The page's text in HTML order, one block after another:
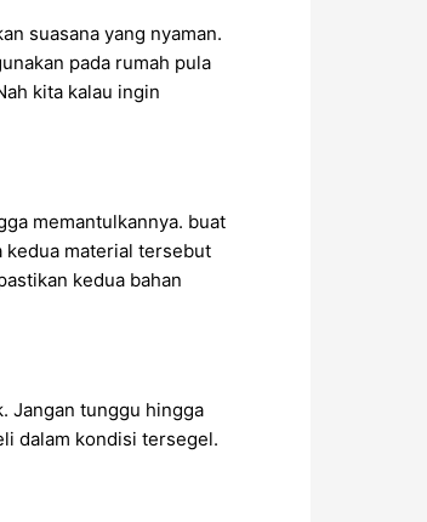
suasana yang nyaman.
pada rumah pula
kita kalau ingin
memantulkannya. buat
kedua material tersebut
kedua bahan
Jangan tunggu hingga
dalam kondisi tersegel.